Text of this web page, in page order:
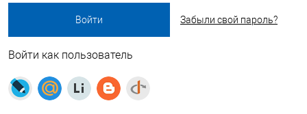
Забыли свой пароль?
Войти как пользователь